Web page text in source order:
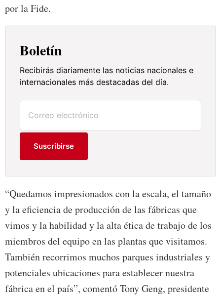
por la Fide.
Boletín
Recibirás diariamente las noticias nacionales e
internacionales más destacadas del día.
Suscribirse
“Quedamos impresionados con la escala, el tamaño
y la eficiencia de producción de las fábricas que
vimos y la habilidad y la alta ética de trabajo de los
miembros del equipo en las plantas que visitamos.
También recorrimos muchos parques industriales y
potenciales ubicaciones para establecer nuestra
fábrica en el país”, comentó Tony Geng, presidente